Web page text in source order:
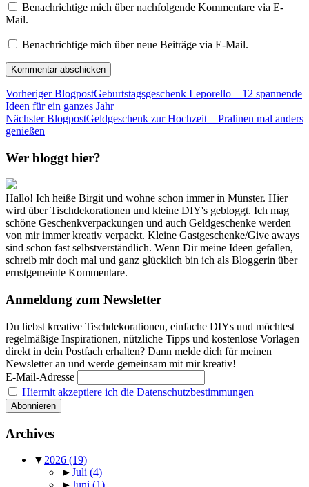
Benachrichtige mich über nachfolgende Kommentare via E-
Mail.
Benachrichtige mich über neue Beiträge via E-Mail.
Vorheriger BlogpostGeburtstagsgeschenk Leporello – 12 spannende
Ideen für ein ganzes Jahr
Nächster BlogpostGeldgeschenk zur Hochzeit – Pralinen mal anders
genießen
Wer bloggt hier?
Hallo! Ich heiße Birgit und wohne schon immer in Münster. Hier
wird über Tischdekorationen und kleine DIY's gebloggt. Ich mag
schöne Geschenkverpackungen und auch Geldgeschenke werden
von mir immer kreativ verpackt. Kleine Gastgeschenke/Give aways
sind schon fast selbstverständlich. Wenn Dir meine Ideen gefallen,
schreib mir doch mal und ganz glücklich bin ich als Bloggerin über
ernstgemeinte Kommentare.
Anmeldung zum Newsletter
Du liebst kreative Tischdekorationen, einfache DIYs und möchtest
regelmäßige Inspirationen, nützliche Tipps und kostenlose Vorlagen
direkt in dein Postfach erhalten? Dann melde dich für meinen
Newsletter an und werde gemeinsam mit mir kreativ!
E-Mail-Adresse
Hiermit akzeptiere ich die Datenschutzbestimmungen
Archives
▼ 2026 (19)
►Juli (4)